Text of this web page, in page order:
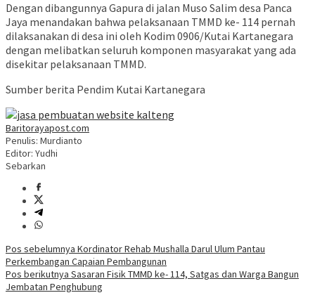
Dengan dibangunnya Gapura di jalan Muso Salim desa Panca
Jaya menandakan bahwa pelaksanaan TMMD ke- 114 pernah
dilaksanakan di desa ini oleh Kodim 0906/Kutai Kartanegara
dengan melibatkan seluruh komponen masyarakat yang ada
disekitar pelaksanaan TMMD.
Sumber berita Pendim Kutai Kartanegara
Baritorayapost.com
Penulis: Murdianto
Editor: Yudhi
Sebarkan
Navigasi
pos
Pos sebelumnya Kordinator Rehab Mushalla Darul Ulum Pantau
Perkembangan Capaian Pembangunan
Pos berikutnya Sasaran Fisik TMMD ke- 114, Satgas dan Warga Bangun
Jembatan Penghubung